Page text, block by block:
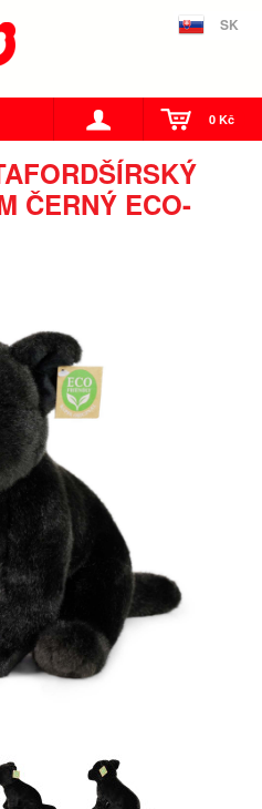
SK
0 Kč
ČERNÝ ECO-